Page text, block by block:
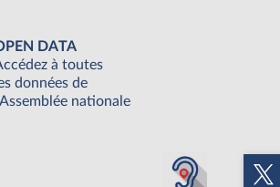
DATA
à toutes
données de
nationale